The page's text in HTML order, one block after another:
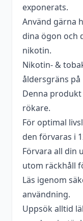
exponerats.
Använd gärna
dina ögon och
nikotin.
Nikotin- &
åldersgräns på
Denna
rökare.
För optimal
den förvaras i
Förvara all din
utom räckhåll
Läs igenom
användning.
Uppsök alltid
Serie
Smakprofil
Tillverkare
Typ